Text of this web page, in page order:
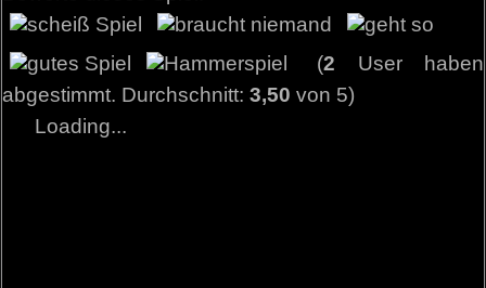
(2 User haben
abgestimmt. Durchschnitt:3,50 von 5)
Loading...